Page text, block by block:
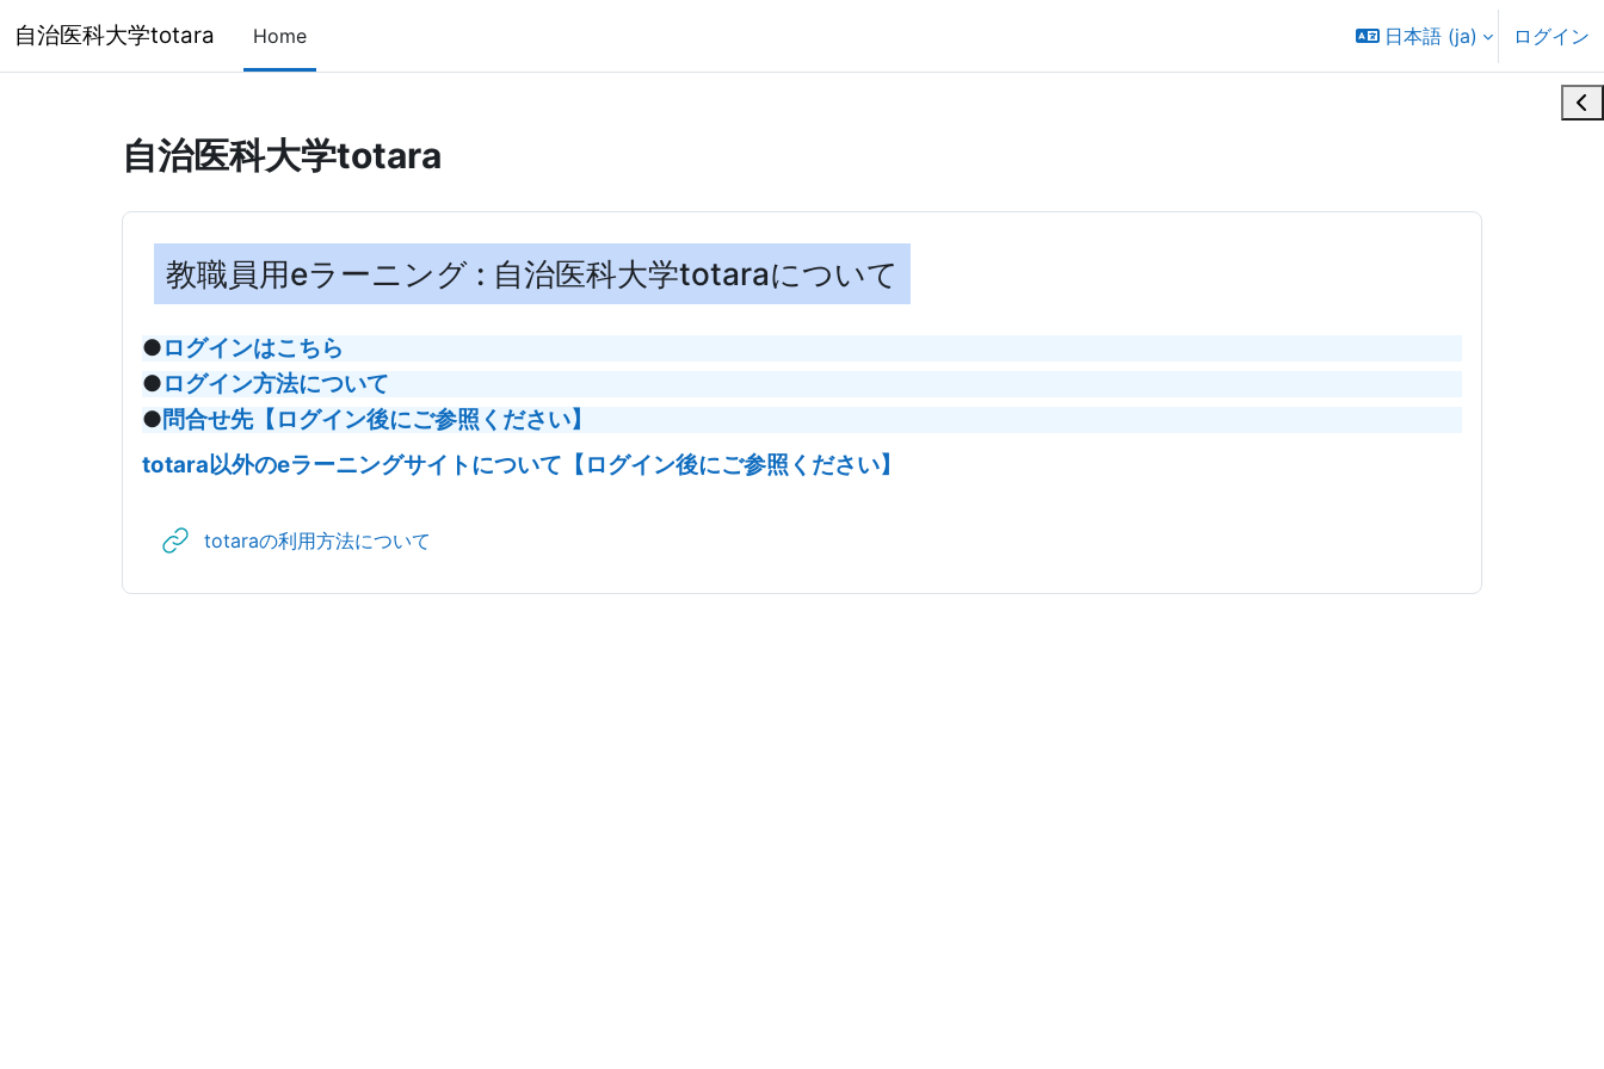
自治医科大学totara Home 日本語 ‎(ja)‎ ログイン
ブ
自治医科大学totara
教職員用eラーニング : 自治医科大学totaraについて
●ログインはこちら
●ログイン方法について
●問合せ先【ログイン後にご参照ください】
totara以外のeラーニングサイトについて【ログイン後にご参照ください】
totaraの利用方法について